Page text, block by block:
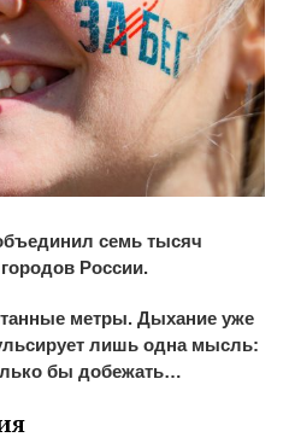
семь тысяч
России.
метры. Дыхание уже
лишь одна мысль:
бы добежать…